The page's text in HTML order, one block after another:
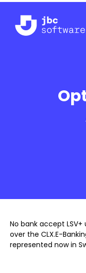
No bank accept
over the CLX.E-
represented now in